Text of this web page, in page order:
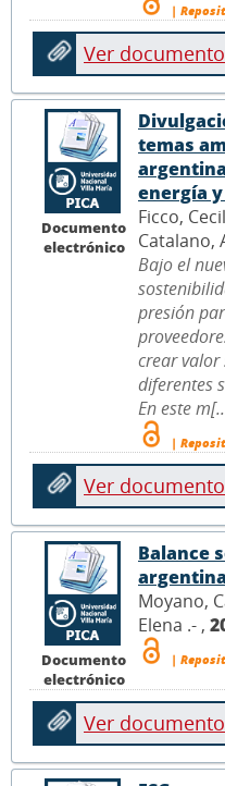
|
Ver
Documento
electrónico
temas
energía
Ficco,
Catalano,
Bajo el
presión
crear
diferentes
En este
|
Ver
Documento
electrónico
Balance
Moyano,
Elena .- ,
|
Ver